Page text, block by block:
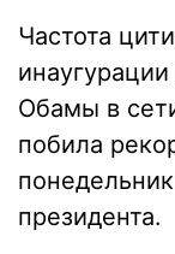
Частота
Обамы в
побила
президента.